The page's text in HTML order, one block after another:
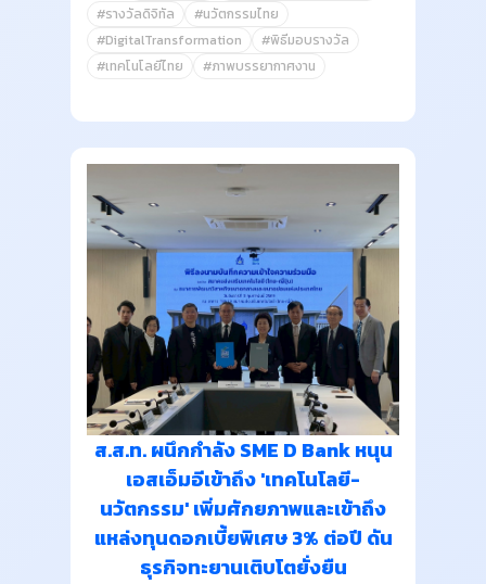
#รางวัลดิจิทัล
#นวัตกรรมไทย
#DigitalTransformation
#พิธีมอบรางวัล
#เทคโนโลยีไทย
#ภาพบรรยากาศงาน
ส.ส.ท. ผนึกกำลัง SME D Bank หนุน
เอสเอ็มอีเข้าถึง 'เทคโนโลยี-
นวัตกรรม' เพิ่มศักยภาพและเข้าถึง
แหล่งทุนดอกเบี้ยพิเศษ 3% ต่อปี ดัน
ธุรกิจทะยานเติบโตยั่งยืน